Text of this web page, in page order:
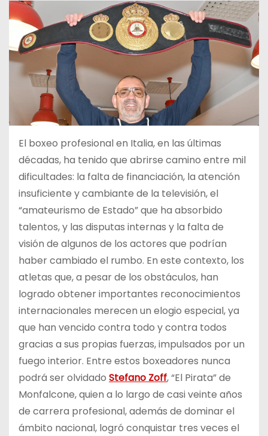
El boxeo profesional en Italia, en las últimas
décadas, ha tenido que abrirse camino entre mil
dificultades: la falta de financiación, la atención
insuficiente y cambiante de la televisión, el
“amateurismo de Estado” que ha absorbido
talentos, y las disputas internas y la falta de
visión de algunos de los actores que podrían
haber cambiado el rumbo. En este contexto, los
atletas que, a pesar de los obstáculos, han
logrado obtener importantes reconocimientos
internacionales merecen un elogio especial, ya
que han vencido contra todo y contra todos
gracias a sus propias fuerzas, impulsados por un
fuego interior. Entre estos boxeadores nunca
podrá ser olvidado Stefano Zoff, “El Pirata” de
Monfalcone, quien a lo largo de casi veinte años
de carrera profesional, además de dominar el
ámbito nacional, logró conquistar tres veces el